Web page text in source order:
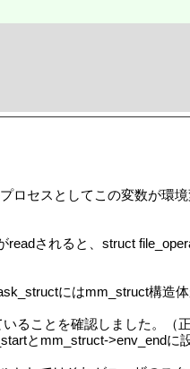
ロセスとしてこの変数が環
されると、struct
にはmm_struct構造体
ることを確認しました。（
とmm_struct->env_endに